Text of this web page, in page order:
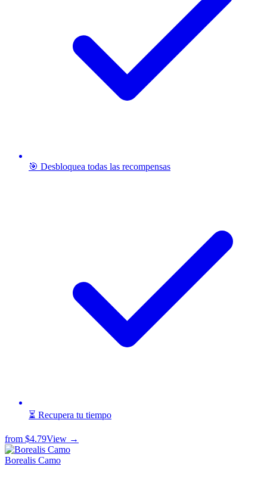
🎯 Desbloquea todas las recompensas
⏳ Recupera tu tiempo
from $4.79View →
Borealis Camo